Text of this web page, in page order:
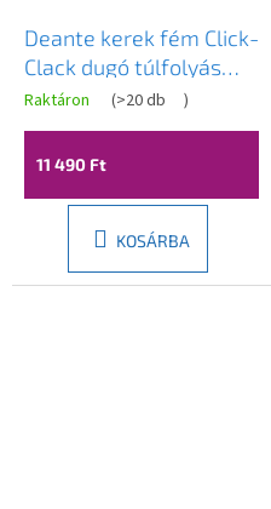
Deante kerek fém Click-
Clack dugó túlfolyás
nélküli mosogatókhoz,
fekete, NHC_B10A
Raktáron (>20 db )
11 490 Ft
KOSÁRBA